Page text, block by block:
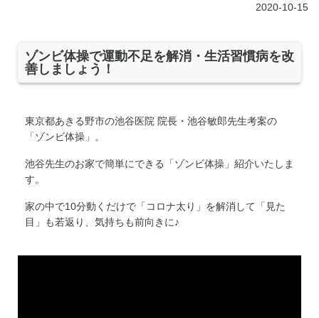
2020-10-15
ゾンビ体操で運動不足を解消・生活習慣病を改
善しましょう！
東京都あきる野市の池谷医院 院長・池谷敏郎先生考案の
「ゾンビ体操」。
池谷先生のお家で簡単にできる「ゾンビ体操」紹介いたしま
す。
家の中で10分動くだけで「コロナ太り」を解消して「見た
目」も若返り、気持ちも前向きに♪